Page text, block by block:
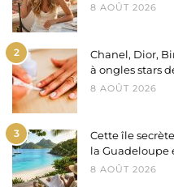
8 AOÛT 2026
2
Chanel, Dior,
à ongles stars
8 AOÛT 2026
3
Cette île
la Guadeloupe
8 AOÛT 2026